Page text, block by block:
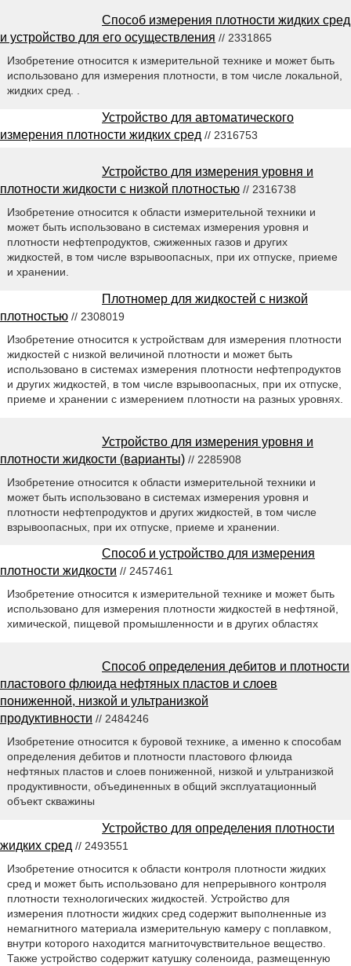
Способ измерения плотности жидких сред
и устройство для его осуществления // 2331865
Изобретение относится к измерительной технике и может быть
использовано для измерения плотности, в том числе локальной,
жидких сред. .
Устройство для автоматического
измерения плотности жидких сред // 2316753
Устройство для измерения уровня и
плотности жидкости с низкой плотностью // 2316738
Изобретение относится к области измерительной техники и
может быть использовано в системах измерения уровня и
плотности нефтепродуктов, сжиженных газов и других
жидкостей, в том числе взрывоопасных, при их отпуске, приеме
и хранении.
Плотномер для жидкостей с низкой
плотностью // 2308019
Изобретение относится к устройствам для измерения плотности
жидкостей с низкой величиной плотности и может быть
использовано в системах измерения плотности нефтепродуктов
и других жидкостей, в том числе взрывоопасных, при их отпуске,
приеме и хранении с измерением плотности на разных уровнях.
Устройство для измерения уровня и
плотности жидкости (варианты) // 2285908
Изобретение относится к области измерительной техники и
может быть использовано в системах измерения уровня и
плотности нефтепродуктов и других жидкостей, в том числе
взрывоопасных, при их отпуске, приеме и хранении.
Способ и устройство для измерения
плотности жидкости // 2457461
Изобретение относится к измерительной технике и может быть
использовано для измерения плотности жидкостей в нефтяной,
химической, пищевой промышленности и в других областях
Способ определения дебитов и плотности
пластового флюида нефтяных пластов и слоев
пониженной, низкой и ультранизкой
продуктивности // 2484246
Изобретение относится к буровой технике, а именно к способам
определения дебитов и плотности пластового флюида
нефтяных пластов и слоев пониженной, низкой и ультранизкой
продуктивности, объединенных в общий эксплуатационный
объект скважины
Устройство для определения плотности
жидких сред // 2493551
Изобретение относится к области контроля плотности жидких
сред и может быть использовано для непрерывного контроля
плотности технологических жидкостей. Устройство для
измерения плотности жидких сред содержит выполненные из
немагнитного материала измерительную камеру с поплавком,
внутри которого находится магниточувствительное вещество.
Также устройство содержит катушку соленоида, размещенную